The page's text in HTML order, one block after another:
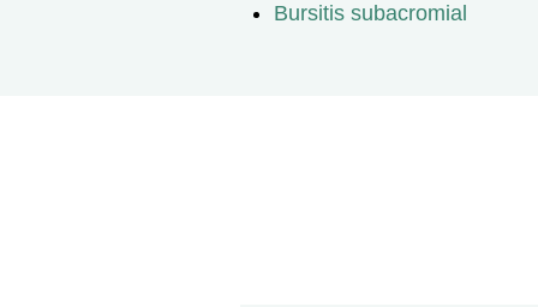
Bursitis subacromial